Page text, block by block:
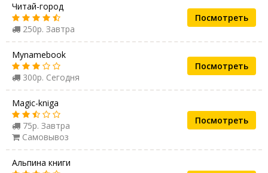
Читай-город
250р. Завтра
Посмотреть
Mynamebook
300р. Сегодня
Посмотреть
Magic-kniga
75р. Завтра
Самовывоз
Посмотреть
Альпина книги